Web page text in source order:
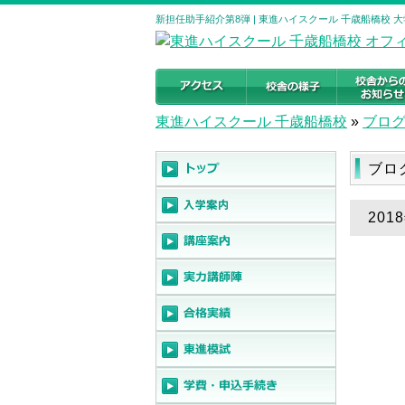
新担任助手紹介第8弾 | 東進ハイスクール 千歳船橋校
東進ハイスクール 千歳船橋校 » ブログ
ブロ